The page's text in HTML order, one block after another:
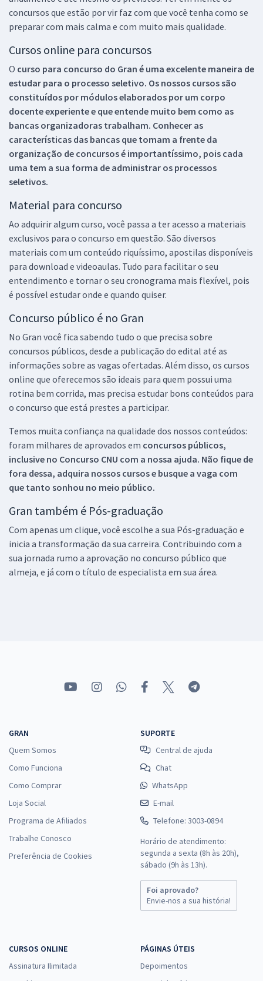
concursos que estão por vir faz com que você tenha como se
preparar com mais calma e com muito mais qualidade.
Cursos online para concursos
O curso para concurso do Gran é uma excelente maneira de
estudar para o processo seletivo. Os nossos cursos são
constituídos por módulos elaborados por um corpo
docente experiente e que entende muito bem como as
bancas organizadoras trabalham. Conhecer as
características das bancas que tomam a frente da
organização de concursos é importantíssimo, pois cada
uma tem a sua forma de administrar os processos
seletivos.
Material para concurso
Ao adquirir algum curso, você passa a ter acesso a materiais
exclusivos para o concurso em questão. São diversos
materiais com um conteúdo riquíssimo, apostilas disponíveis
para download e videoaulas. Tudo para facilitar o seu
entendimento e tornar o seu cronograma mais flexível, pois
é possível estudar onde e quando quiser.
Concurso público é no Gran
No Gran você fica sabendo tudo o que precisa sobre
concursos públicos, desde a publicação do edital até as
informações sobre as vagas ofertadas. Além disso, os cursos
online que oferecemos são ideais para quem possui uma
rotina bem corrida, mas precisa estudar bons conteúdos para
o concurso que está prestes a participar.
Temos muita confiança na qualidade dos nossos conteúdos:
foram milhares de aprovados em concursos públicos,
inclusive no Concurso CNU com a nossa ajuda. Não fique de
fora dessa, adquira nossos cursos e busque a vaga com
que tanto sonhou no meio público.
Gran também é Pós-graduação
Com apenas um clique, você escolhe a sua Pós-graduação e
inicia a transformação da sua carreira. Contribuindo com a
sua jornada rumo a aprovação no concurso público que
almeja, e já com o título de especialista em sua área.
GRAN
Quem Somos
Como Funciona
Como Comprar
Loja Social
Programa de Afiliados
Trabalhe Conosco
Preferência de Cookies
SUPORTE
Central de ajuda
Chat
WhatsApp
E-mail
Telefone: 3003-0894
Horário de atendimento:
segunda a sexta (8h às 20h),
sábado (9h às 13h).
Foi aprovado?
Envie-nos a sua história!
CURSOS ONLINE
Assinatura Ilimitada
PÁGINAS ÚTEIS
Depoimentos